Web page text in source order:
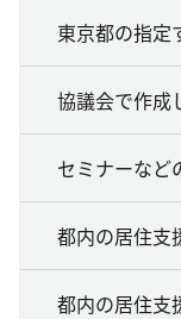
東京都の指定
協議会で作成
セミナーなど
都内の居住支
都内の居住支